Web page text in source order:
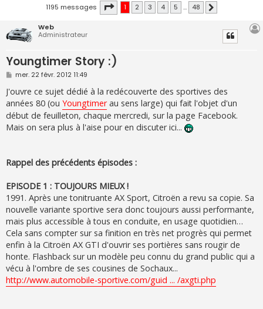
1195 messages Page 1sur48
1 2 3 4 5 … 48
Web
Administrateur
Youngtimer Story :)
M
s
s
a
g
e
mer. 22 févr. 2012 11:49
J'ouvre ce sujet dédié à la redécouverte des sportives des
années 80 (ou Youngtimerau sens large) qui fait l'objet d'un
début de feuilleton, chaque mercredi, sur la page Facebook.
Mais on sera plus à l'aise pour en discuter ici...
Rappel des précédents épisodes :
EPISODE 1 : TOUJOURS MIEUX !
1991. Après une tonitruante AX Sport, Citroën a revu sa copie. Sa
nouvelle variante sportive sera donc toujours aussi performante,
mais plus accessible à tous en conduite, en usage quotidien…
Cela sans compter sur sa finition en très net progrès qui permet
enfin à la Citroën AX GTI d'ouvrir ses portières sans rougir de
honte. Flashback sur un modèle peu connu du grand public qui a
vécu à l'ombre de ses cousines de Sochaux...
http://www.automobile-sportive.com/guid ... /axgti.php